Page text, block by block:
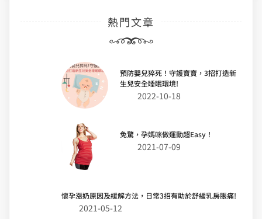
熱門文章
預防嬰兒猝死！守護寶寶，3招打造新
生兒安全睡眠環境!
2022-10-18
免驚，孕媽咪做運動超Easy！
2021-07-09
懷孕漲奶原因及緩解方法，日常3招有助於舒緩乳房脹痛!
2021-05-12